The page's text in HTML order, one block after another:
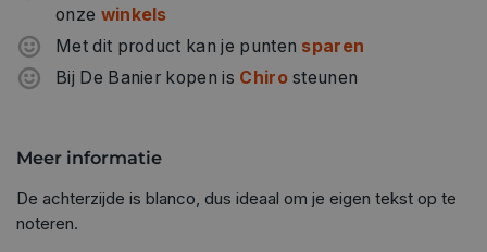
onze winkels
Met dit product kan je punten sparen
Bij De Banier kopen is Chirosteunen
Meer informatie
De achterzijde is blanco, dus ideaal om je eigen tekst op te
noteren.